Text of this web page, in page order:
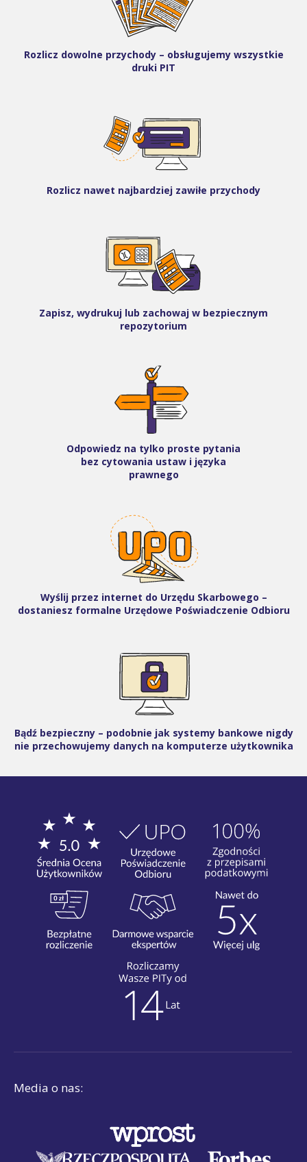
Rozlicz dowolne przychody – obsługujemy wszystkie
druki PIT
Rozlicz nawet najbardziej zawiłe przychody
Zapisz, wydrukuj lub zachowaj w bezpiecznym
repozytorium
Odpowiedz na tylko proste pytania
bez cytowania ustaw i języka
prawnego
Wyślij przez internet do Urzędu Skarbowego –
dostaniesz formalne Urzędowe Poświadczenie Odbioru
Bądź bezpieczny – podobnie jak systemy bankowe nigdy
nie przechowujemy danych na komputerze użytkownika
Media o nas: